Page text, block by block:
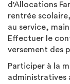
d'Allocations
rentrée
au service,
Effectuer le
versement des
Participer à la
administratives